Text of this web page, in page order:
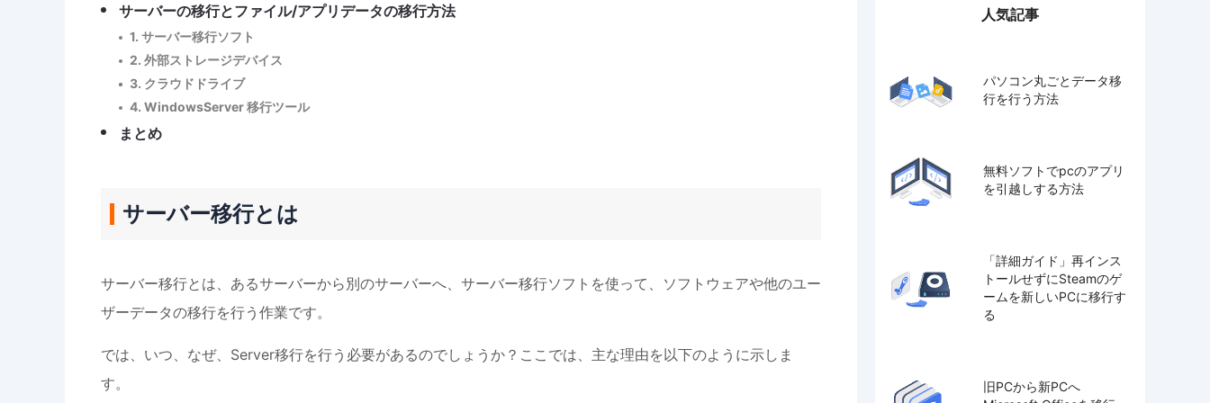
サーバーの移行とファイル/アプリデータの移行方法
1. サーバー移行ソフト
2. 外部ストレージデバイス
3. クラウドドライブ
4. WindowsServer 移行ツール
まとめ
サーバー移行とは
サーバー移行とは、あるサーバーから別のサーバーへ、サーバー移行ソフトを使って、ソフトウェアや他のユー
ザーデータの移行を行う作業です。
では、いつ、なぜ、Server移行を行う必要があるのでしょうか？ここでは、主な理由を以下のように示しま
す。
人気記事
パソコン丸ごとデータ移
行を行う方法
無料ソフトでpcのアプリ
を引越しする方法
「詳細ガイド」再インス
トールせずにSteamのゲ
ームを新しいPCに移行す
る
旧PCから新PCへ